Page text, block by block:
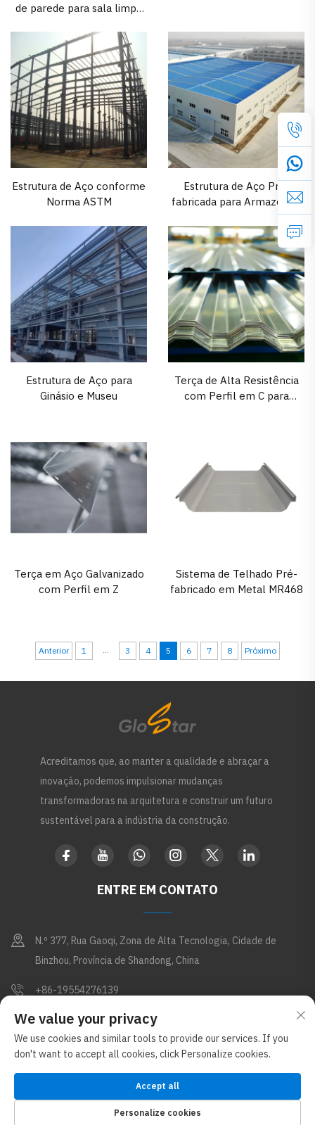
de parede para sala limpa
(MGO) antiestáticos
Estrutura de Aço conforme
Norma ASTM
Estrutura de Aço Pré-
fabricada para Armazém e
Estrutura de Aço para
Ginásio e Museu
Terça de Alta Resistência
com Perfil em C para
Terça em Aço Galvanizado
com Perfil em Z
Sistema de Telhado Pré-
fabricado em Metal MR468
Anterior 1 3 4 5 6 7 8 Próximo
Acreditamos que, ao manter a qualidade e abraçar a
inovação, podemos impulsionar mudanças
transformadoras na arquitetura e construir um futuro
sustentável para a indústria da construção.
ENTRE EM CONTATO
N.º 377, Rua Gaoqi, Zona de Alta Tecnologia, Cidade de
Binzhou, Província de Shandong, China
+86-19554276139
[email protected]
Copyright © Shandong Apex Metal Products Co., Ltd. Todos os direitos
reservados (sob o grupo Glostar New Materials)
Privacidade Blog
We value your privacy
We use cookies and similar tools to provide our services. If you
don't want to accept all cookies, click Personalize cookies.
Personalize cookies
Accept all